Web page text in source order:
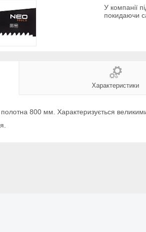
У компанії
покидаючи
Характеристики
800 мм. Характеризується